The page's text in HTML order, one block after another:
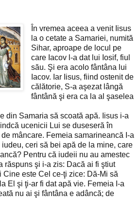
În vremea aceea a venit Iisus
la o cetate a Samariei, numită
Sihar, aproape de locul pe
care Iacov l-a dat lui Iosif, fiul
său. Şi era acolo fântâna lui
Iacov. Iar Iisus, fiind ostenit de
călătorie, S-a aşezat lângă
fântână şi era ca la al şaselea
din Samaria să scoată apă. Iisus i-a
ucenicii Lui se duseseră în
mâncare. Femeia samarineancă I-a
ceri să bei apă de la mine, care
Pentru că iudeii nu au amestec
răspuns şi i-a zis: Dacă ai fi ştiut
este Cel ce-ţi zice: Dă-Mi să
El şi ţi-ar fi dat apă vie. Femeia I-a
nu ai şi fântâna e adâncă; de